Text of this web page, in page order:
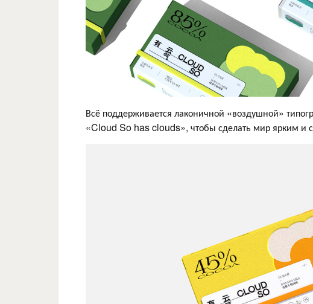
Всё поддерживается лаконичной «воздушной»
«Cloud So has clouds», чтобы сделать мир ярким и